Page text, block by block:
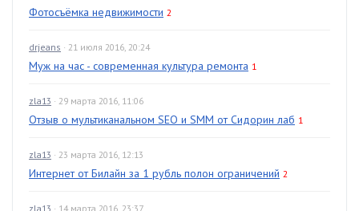
Фотосъёмка недвижимости 2
drjeans · 21 июля 2016, 20:24
Муж на час - современная культура ремонта 1
zla13 · 29 марта 2016, 11:06
Отзыв о мультиканальном SEO и SMM от Сидорин лаб 1
zla13 · 23 марта 2016, 12:13
Интернет от Билайн за 1 рубль полон ограничений 2
zla13 · 14 марта 2016, 23:37